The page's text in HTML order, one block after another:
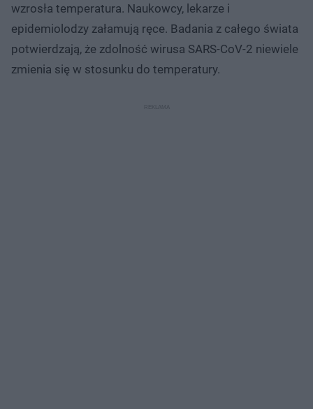
wzrosła temperatura. Naukowcy, lekarze i
epidemiolodzy załamują ręce. Badania z całego świata
potwierdzają, że zdolność wirusa SARS-CoV-2 niewiele
zmienia się w stosunku do temperatury.